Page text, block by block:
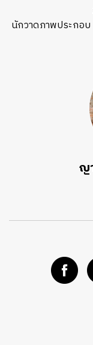
นักวาดภาพประกอบ
ญ